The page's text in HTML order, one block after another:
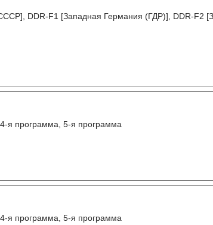
DDR-F1 [Западная Германия (ГДР)], DDR-F2
я программа, 5-я программа
я программа, 5-я программа